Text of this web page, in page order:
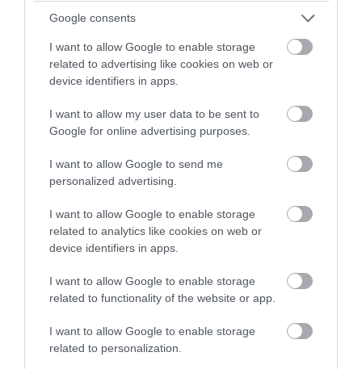
Google consents
I want to allow Google to enable storage
related to advertising like cookies on web or
device identifiers in apps.
I want to allow my user data to be sent to
Google for online advertising purposes.
I want to allow Google to send me
personalized advertising.
I want to allow Google to enable storage
related to analytics like cookies on web or
device identifiers in apps.
I want to allow Google to enable storage
related to functionality of the website or app.
I want to allow Google to enable storage
related to personalization.
Ακολουθήστε το evima.gr στο
Google News
Διαβάστε όλες τιςειδήσεις για την Εύβοια
Διαβάστε όλες τιςτελευταίες ειδήσεις
TAGS: ΑΝΤΙΠΛΗΜΜΥΡΙΚΑ ΕΡΓΑ
ΕΙΔΗΣΕΙΣ
ΕΙΔΗΣΕΙΣ ΕΥΒΟΙΑ
ΕΡΓΑ ΟΔΙΚΟ ΔΙΚΤΥΟ
ΡΟΗ ΕΙΔΗΣΕΩΝ
Ο λόγος που τηγανίζουμε ψάρια
του Σωτήρος – Πως θα κάνετε το
τέλειο μαγείρεμα
Θρήνος στην Εύβοια: Έφυγε από
τροχαίο με αγριογούρουνο